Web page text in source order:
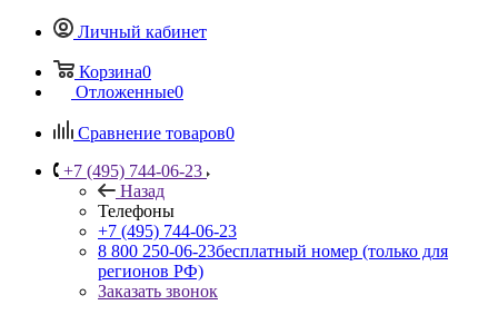
Личный кабинет
Корзина0
Отложенные0
Сравнение товаров0
+7 (495) 744-06-23
Назад
Телефоны
+7 (495) 744-06-23
8 800 250-06-23бесплатный номер (только для
регионов РФ)
Заказать звонок